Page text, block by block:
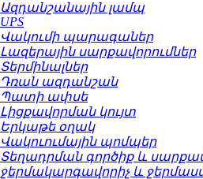
Ազդանշանային լամպ
UPS
Վակումի պարագաներ
Լազերային սարքավորումներ
Տերմինալներ
Դռան ազդանշան
Պատի ափսե
Լիցքավորման կույտ
Երկաթե օղակ
Վակուումային պոմպեր
Տեղադրման գործիք և
ջերմակարգավորիչ և